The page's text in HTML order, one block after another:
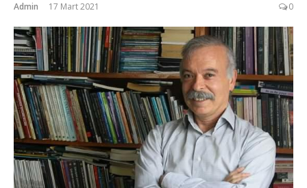
Admin 17 Mart 2021 0